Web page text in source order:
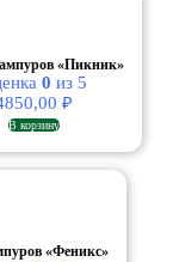
«Пикник»
0 из 5
₽
В корзину
«Феникс»